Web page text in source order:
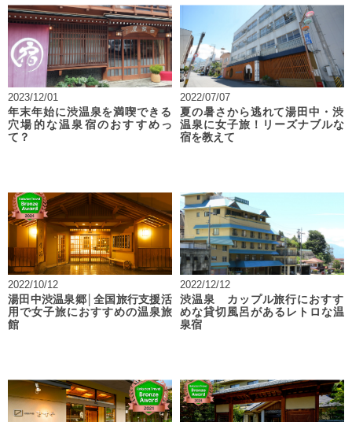
2023/12/01
年末年始に渋温泉を満喫できる
穴場的な温泉宿のおすすめっ
て？
2022/07/07
夏の暑さから逃れて湯田中・渋
温泉に女子旅！リーズナブルな
宿を教えて
2022/10/12
湯田中渋温泉郷│全国旅行支援活
用で女子旅におすすめの温泉旅
館
2022/12/12
渋温泉 カップル旅行におすす
めな貸切風呂があるレトロな温
泉宿